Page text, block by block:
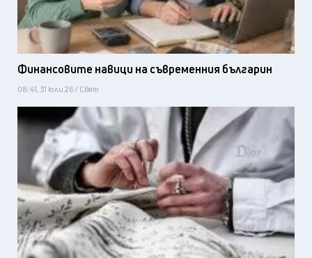
Финансовите навици на съвременния българин
08:41, 31 юли 26 / Свят